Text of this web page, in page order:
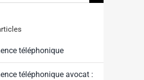
téléphonique
téléphonique avocat :